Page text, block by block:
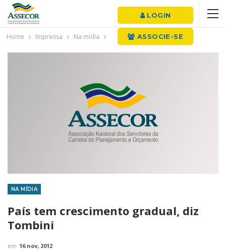
LOGIN
ASSOCIE-SE
Home Imprensa Na mídia
NA MÍDIA
País tem crescimento gradual, diz
Tombini
em 16 nov, 2012